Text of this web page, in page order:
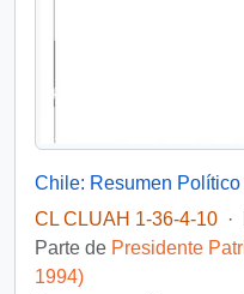
Chile: Resumen
CL CLUAH 1-36-4-10 ·
Parte de Presidente
1994)